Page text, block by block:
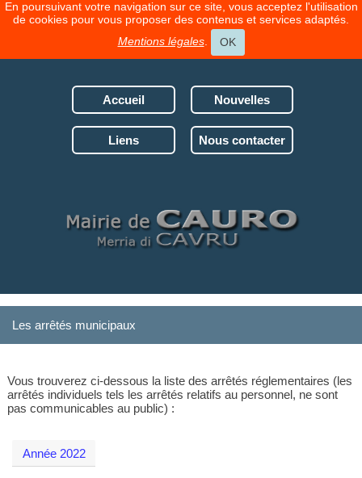
En poursuivant votre navigation sur ce site, vous acceptez l'utilisation
de cookies pour vous proposer des contenus et services adaptés.
Mentions légales. OK
Accueil Nouvelles
Liens Nous contacter
Les arrêtés municipaux
Vous trouverez ci-dessous la liste des arrêtés réglementaires (les
arrêtés individuels tels les arrêtés relatifs au personnel, ne sont
pas communicables au public) :
Année 2022